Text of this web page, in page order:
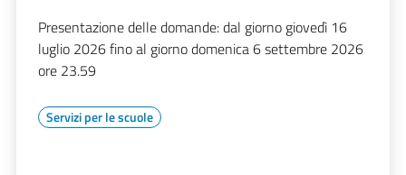
Presentazione delle domande: dal giorno giovedì 16
luglio 2026 fino al giorno domenica 6 settembre 2026
ore 23.59
Servizi per le scuole